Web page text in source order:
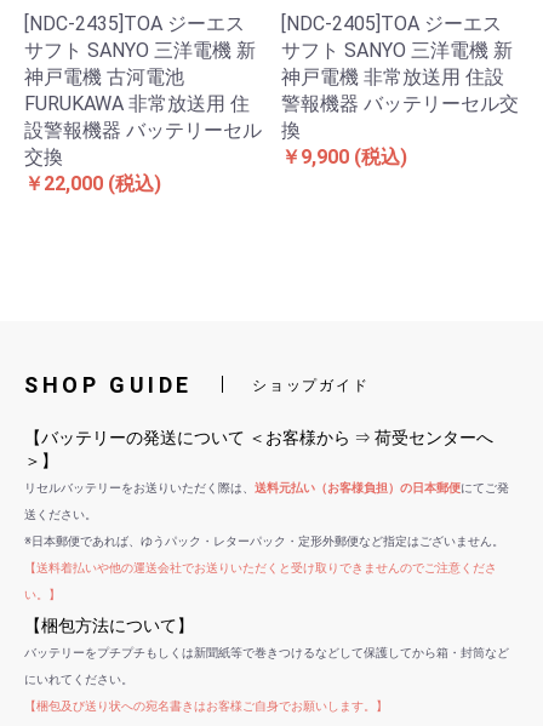
[NDC-2435]TOA ジーエス
サフト SANYO 三洋電機 新
神戸電機 古河電池
FURUKAWA 非常放送用 住
設警報機器 バッテリーセル
交換
￥22,000 (税込)
[NDC-2405]TOA ジーエス
サフト SANYO 三洋電機 新
神戸電機 非常放送用 住設
警報機器 バッテリーセル交
換
￥9,900 (税込)
SHOP GUIDE ショップガイド
【バッテリーの発送について ＜お客様から ⇒ 荷受センターへ
＞】
リセルバッテリーをお送りいただく際は、 送料元払い（お客様負担）の日本郵便にてご発
送ください。
※日本郵便であれば、ゆうパック・レターパック・定形外郵便など指定はございません。
【送料着払いや他の運送会社でお送りいただくと受け取りできませんのでご注意くださ
い。】
【梱包方法について】
バッテリーをプチプチもしくは新聞紙等で巻きつけるなどして保護してから箱・封筒など
にいれてください。
【梱包及び送り状への宛名書きはお客様ご自身でお願いします。】